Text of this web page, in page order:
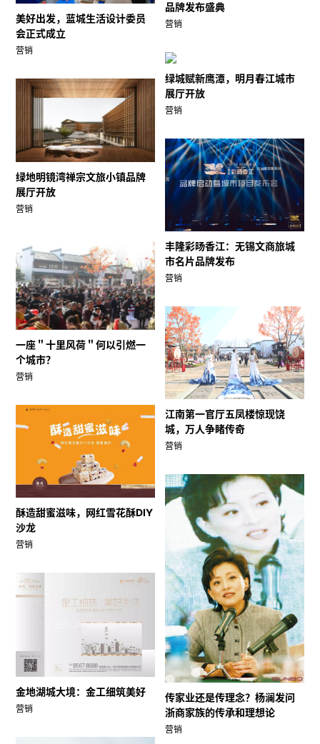
美好出发，蓝城生活设计委员
会正式成立
营销
品牌发布盛典
营销
绿城赋新鹰潭，明月春江城市
展厅开放
营销
绿地明镜湾禅宗文旅小镇品牌
展厅开放
营销
丰隆彩旸香江：无锡文商旅城
市名片品牌发布
营销
一座＂十里风荷＂何以引燃一
个城市？
营销
江南第一官厅五凤楼惊现饶
城，万人争睹传奇
营销
酥造甜蜜滋味，网红雪花酥DIY
沙龙
营销
传家业还是传理念？杨澜发问
浙商家族的传承和理想论
营销
金地湖城大境：金工细筑美好
营销